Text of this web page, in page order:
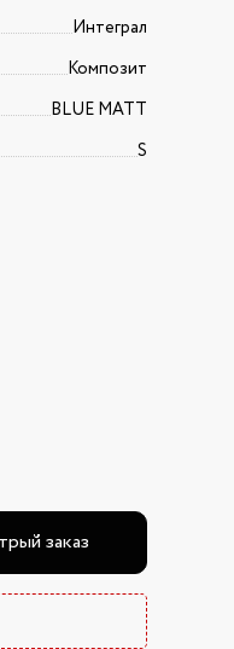
Интеграл
Композит
BLUE MATT
S
заказ